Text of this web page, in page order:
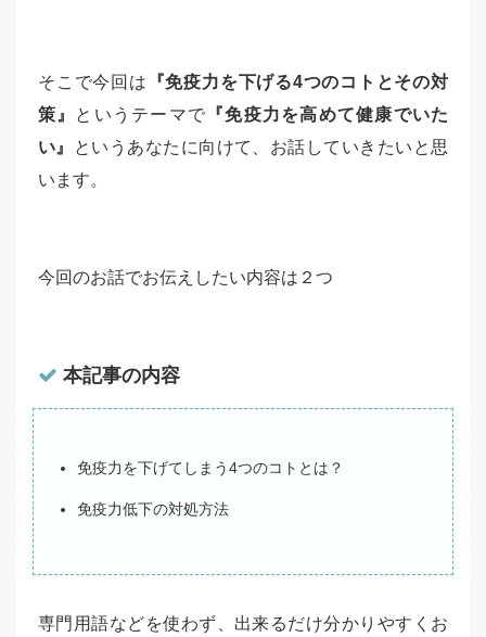
そこで今回は 『免疫力を下げる4つのコトとその対
策』 というテーマで 『免疫力を高めて健康でいた
い』
というあなたに向けて、お話していきたいと思
います。
今回のお話でお伝えしたい内容は２つ
本記事の内容
免疫力を下げてしまう4つのコトとは？
免疫力低下の対処方法
専門用語などを使わず、出来るだけ分かりやすくお